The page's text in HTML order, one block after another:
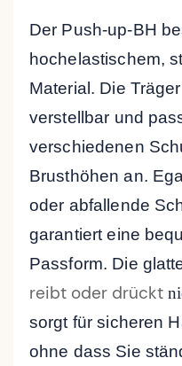
Der Push-up-BH
hochelastischem,
Material. Die
verstellbar und
verschiedenen
Brusthöhen an.
oder abfallende
garantiert eine
Passform. Die
reibt oder drückt
sorgt für sicheren
ohne dass Sie